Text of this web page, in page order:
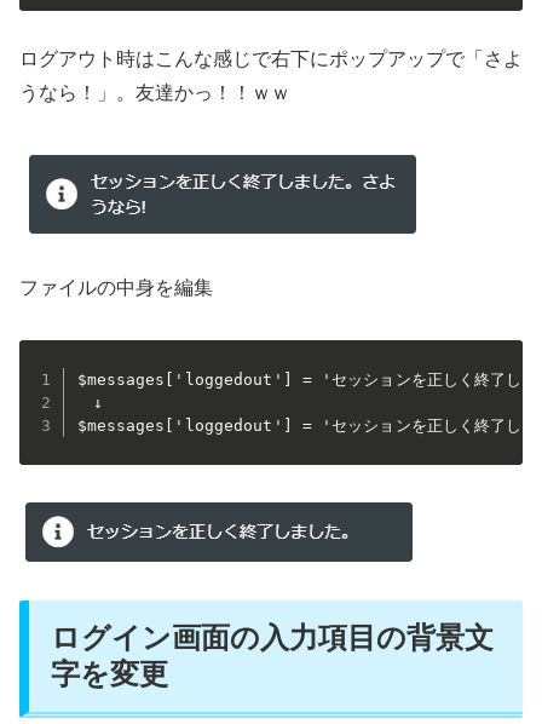
ログアウト時はこんな感じで右下にポップアップで「さよ
うなら！」。友達かっ！！ｗｗ
ファイルの中身を編集
$messages['loggedout'] = 'セッションを正しく終了しま
↓
$messages['loggedout'] = 'セッションを正しく終了し
ログイン画面の入力項目の背景文
字を変更